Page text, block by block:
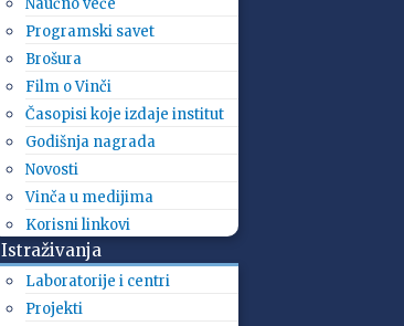
Naučno veće
Programski savet
Brošura
Film o Vinči
Časopisi koje izdaje institut
Godišnja nagrada
Novosti
Vinča u medijima
Korisni linkovi
Istraživanja
Laboratorije i centri
Projekti